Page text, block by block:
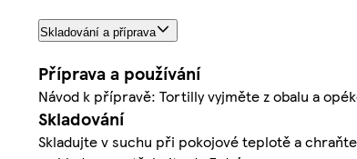
Skladování a příprava
Příprava a používání
Návod k přípravě: Tortilly vyjměte z obalu a
Skladování
Skladujte v suchu při pokojové teplotě a